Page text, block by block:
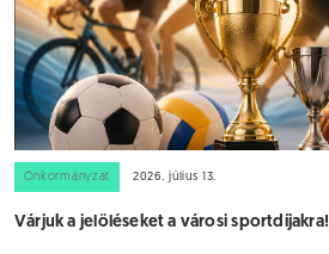
Önkormányzat 2026. július 13.
Várjuk a jelöléseket a városi sportdíjakra!